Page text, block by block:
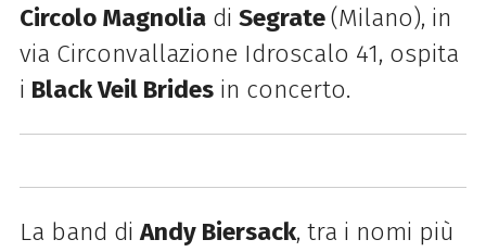
Circolo Magnoliadi Segrate(Milano), in
via Circonvallazione Idroscalo 41, ospita
i Black Veil Bridesin concerto.
La band diAndy Biersack, tra i nomi più